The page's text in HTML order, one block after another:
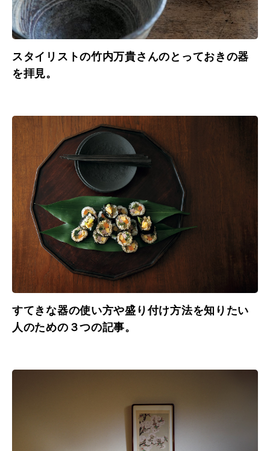
スタイリストの竹内万貴さんのとっておきの器
を拝見。
すてきな器の使い方や盛り付け方法を知りたい
人のための３つの記事。